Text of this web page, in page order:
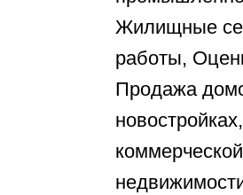
Жилищные
работы,
Продажа